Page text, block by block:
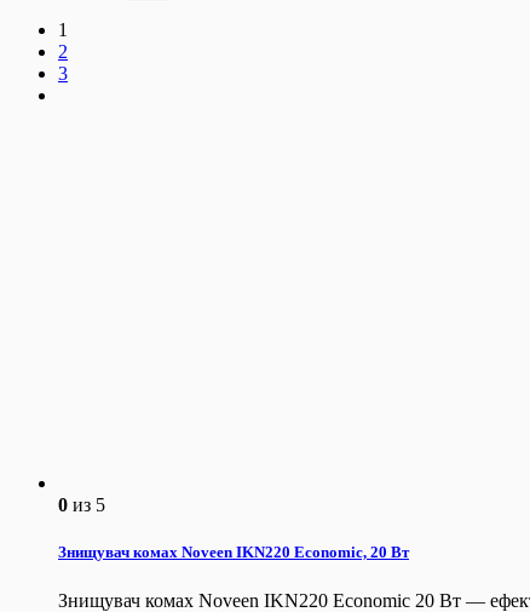
1
2
3
0 из 5
Знищувач комах Noveen IKN220 Economic, 20 Вт
Знищувач комах Noveen IKN220 Economic 20 Вт —